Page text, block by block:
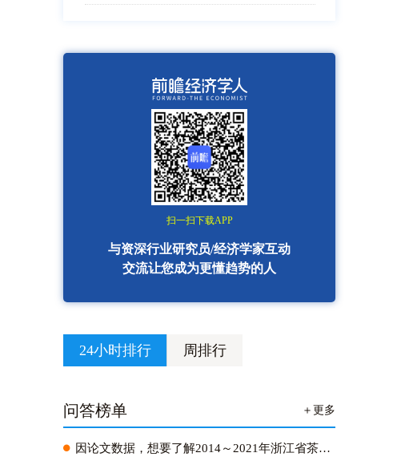
扫一扫下载APP
与资深行业研究员/经济学家互动
交流让您成为更懂趋势的人
24小时排行 周排行
问答榜单 ＋更多
H 因论文数据，想要了解2014～2021年浙江省茶叶出口量、出口金额以及它们占全国比重；2021年浙江省茶叶出口各个国家的出口量？